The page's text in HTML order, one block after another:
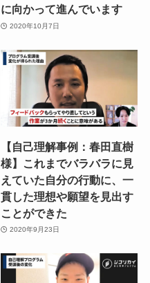
に向かって進んでいます
2020年10月7日
【自己理解事例：春田直樹
様】これまでバラバラに見
えていた自分の行動に、一
貫した理想や願望を見出す
ことができた
2020年9月23日